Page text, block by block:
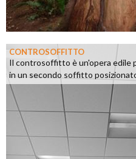
CONTROSOFFITTO
Il controsoffitto è un'opera edile
in un secondo soffitto